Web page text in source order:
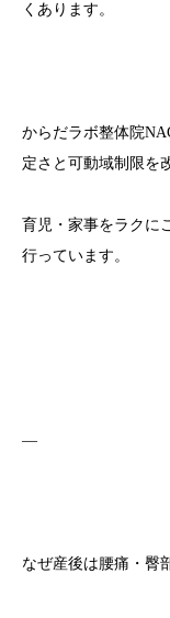
くあります。
からだラボ整体院
定さと可動域制限を
育児・家事をラクに
行っています。
—
なぜ産後は腰痛・臀